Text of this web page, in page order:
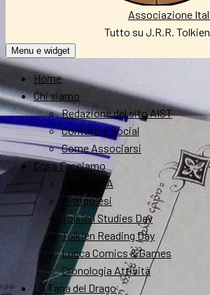
Associazione
Tutto su J.R.R. Tolkien
Menu e widget
Home
Chi siamo
Redazione del sito AIST
Contatti e Social
Come Associarsi
Cosa Facciamo
FantastikA
Mitopoiesi
Tolkien Studies Day
Tolkien Reading Day
Lucca Comics & Games
Cronologia Attività
La Tana del Drago